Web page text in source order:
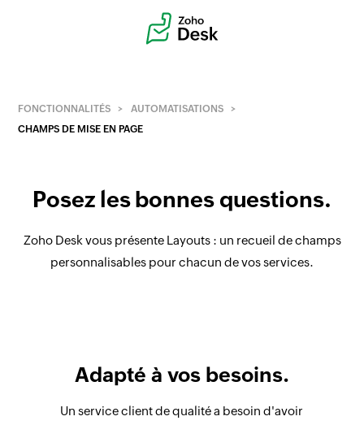
FONCTIONNALITÉS
AUTOMATISATIONS
CHAMPS DE MISE EN PAGE
Posez les bonnes questions.
Zoho Desk vous présente Layouts : un recueil de champs
personnalisables pour chacun de vos services.
Adapté à vos besoins.
Un service client de qualité a besoin d'avoir